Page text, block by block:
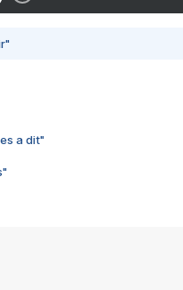
a dit"